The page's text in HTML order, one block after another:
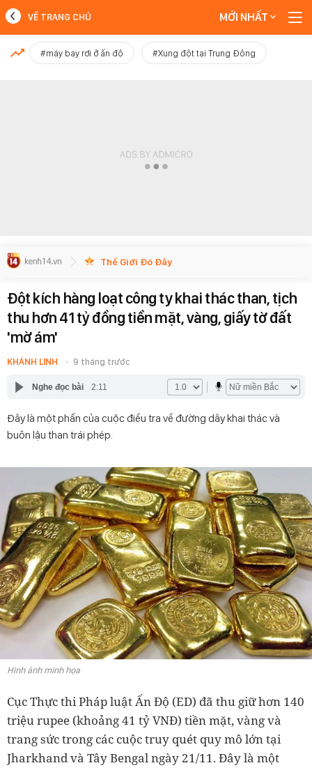
MỚI NHẤT
VỀ TRANG CHỦ MỚI NHẤT
#máy bay rơi ở ấn độ #Xung đột tại Trung Đông
Thế Giới Đó Đây
Đột kích hàng loạt công ty khai thác than, tịch
thu hơn 41 tỷ đồng tiền mặt, vàng, giấy tờ đất
'mờ ám'
KHÁNH LINH 9 tháng trước
Nghe đọc bài 2:11
Đây là một phần của cuộc điều tra về đường dây khai thác và
buôn lậu than trái phép.
Hình ảnh minh họa
Cục Thực thi Pháp luật Ấn Độ (ED) đã thu giữ hơn 140
triệu rupee (khoảng 41 tỷ VNĐ) tiền mặt, vàng và
trang sức trong các cuộc truy quét quy mô lớn tại
Jharkhand và Tây Bengal ngày 21/11. Đây là một